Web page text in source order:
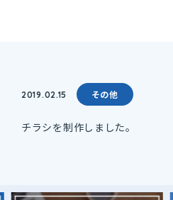
2019.02.15 その他
チラシを制作しました。